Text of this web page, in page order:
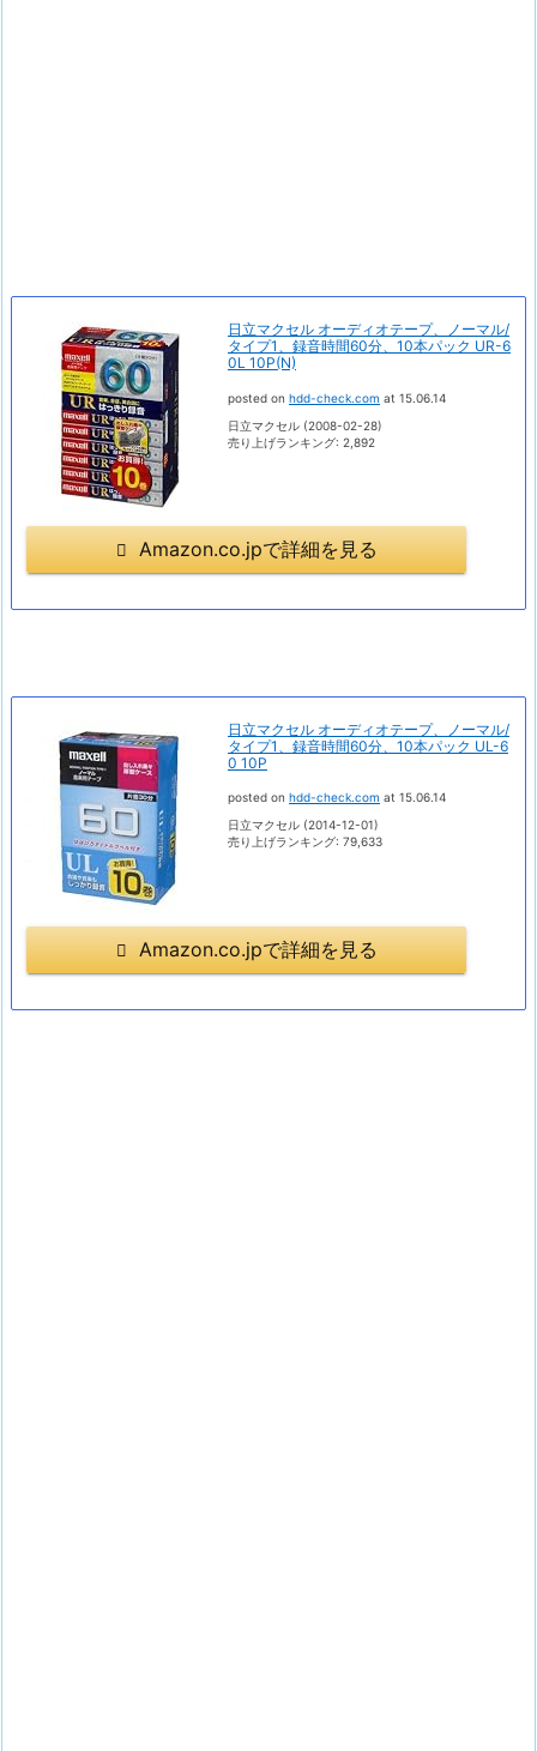
日立マクセル オーディオテープ、ノーマル/
タイプ1、録音時間60分、10本パック UR-6
0L 10P(N)
posted on hdd-check.com at 15.06.14
日立マクセル (2008-02-28)
売り上げランキング: 2,892
Amazon.co.jpで詳細を見る
日立マクセル オーディオテープ、ノーマル/
タイプ1、録音時間60分、10本パック UL-6
0 10P
posted on hdd-check.com at 15.06.14
日立マクセル (2014-12-01)
売り上げランキング: 79,633
Amazon.co.jpで詳細を見る